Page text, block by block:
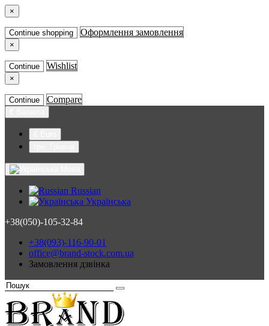
×
Continue shopping Оформлення замовлення
×
Continue Wishlist
×
Continue Compare
Russian
Українська
+38(050)-105-32-84
+38(093)-116-90-01
office@brand-stock.com.ua
Замовлення дзвінка